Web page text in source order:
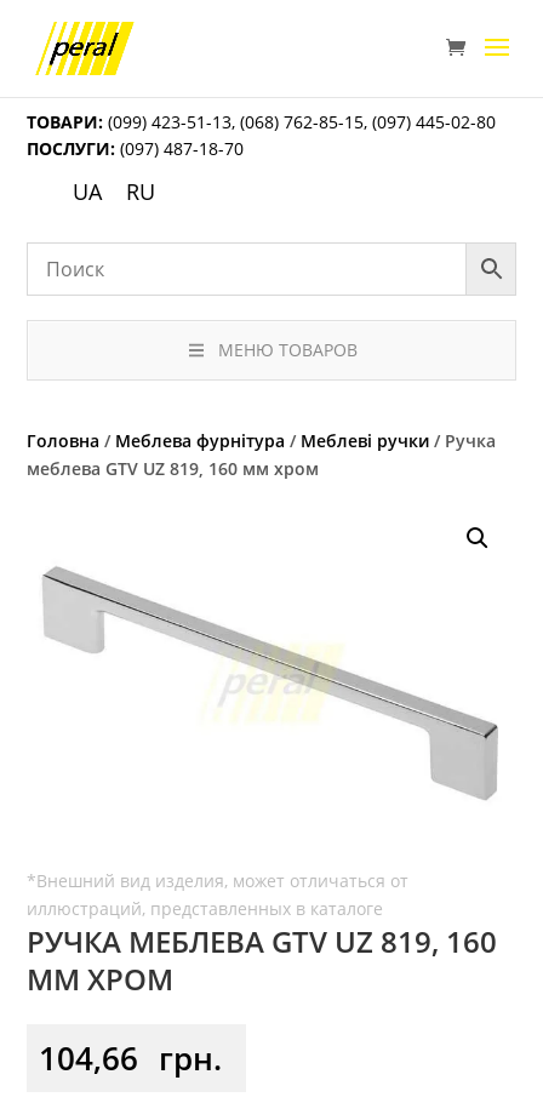
ТОВАРИ: (099) 423-51-13,(068) 762-85-15,(097) 445-02-80
ПОСЛУГИ: (097) 487-18-70
UA RU
МЕНЮ ТОВАРОВ
Головна / Меблева фурнітура / Меблеві ручки / Ручка
меблева GTV UZ 819, 160 мм хром
РУЧКА МЕБЛЕВА GTV UZ 819, 160
ММ ХРОМ
104,66 грн.